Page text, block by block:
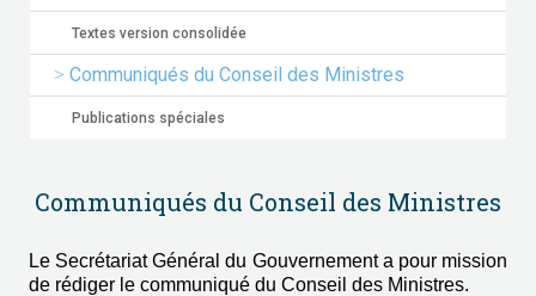
Textes version consolidée
Communiqués du Conseil des Ministres
Publications spéciales
Communiqués du Conseil des Ministres
Le Secrétariat Général du Gouvernement a pour mission
de rédiger le communiqué du Conseil des Ministres.